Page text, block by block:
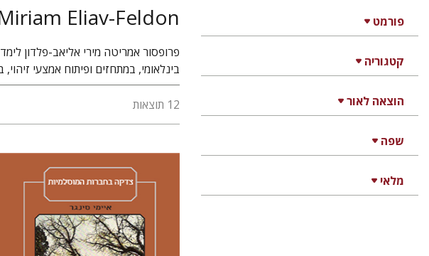
פורמט
קטגוריה
הוצאה לאור
שפה
מלאי
Eliav-Feldon
פרופסור אמריטה מירי אליאב-פלדון
בינלאומי, במתחזים ופיתוח אמצעי
12 תוצאות
איימי סינגר
יצחק חן
אבנר גלעדי
מירי
אליאב-פלדון
רענן ריין
דורון מגן